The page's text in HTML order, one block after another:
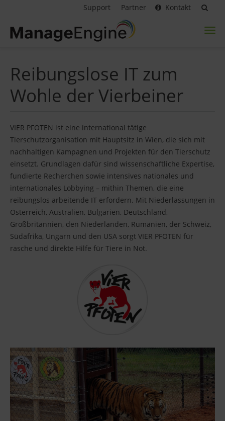
Support Partner Kontakt
Reibungslose IT zum
Wohle der Vierbeiner
VIER PFOTEN ist eine international tätige
Tierschutzorganisation mit Hauptsitz in Wien, die sich mit
nachhaltigen Kampagnen und Projekten für den Tierschutz
einsetzt. Grundlagen dafür sind wissenschaftliche Expertise,
fundierte Recherchen sowie intensives nationales und
internationales Lobbying – mithin Themen, die eine
reibungslos arbeitende IT erfordern. Mit Niederlassungen in
Österreich, Australien, Bulgarien, Deutschland,
Großbritannien, den Niederlanden, Rumänien, der Schweiz,
Südafrika, Ungarn und den USA sorgt VIER PFOTEN für
rasche und direkte Hilfe für Tiere in Not.